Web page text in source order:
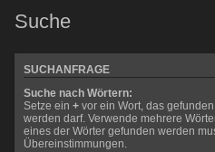
Suche
SUCHANFRAGE
Suche nach Wörtern:
Setze ein + vor ein Wort, das
werden darf. Verwende mehrere
eines der Wörter gefunden werden
Übereinstimmungen.